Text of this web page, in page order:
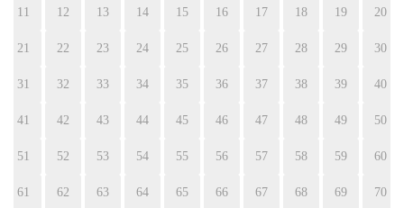
11 12 13 14 15 16 17 18 19 20
21 22 23 24 25 26 27 28 29 30
31 32 33 34 35 36 37 38 39 40
41 42 43 44 45 46 47 48 49 50
51 52 53 54 55 56 57 58 59 60
61 62 63 64 65 66 67 68 69 70